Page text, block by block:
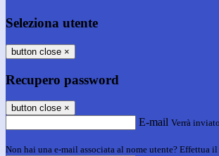
Seleziona utente
button close ×
Recupero password
button close ×
E-mail Verrà
Non hai una e-mail associata al nome utente? Effettua